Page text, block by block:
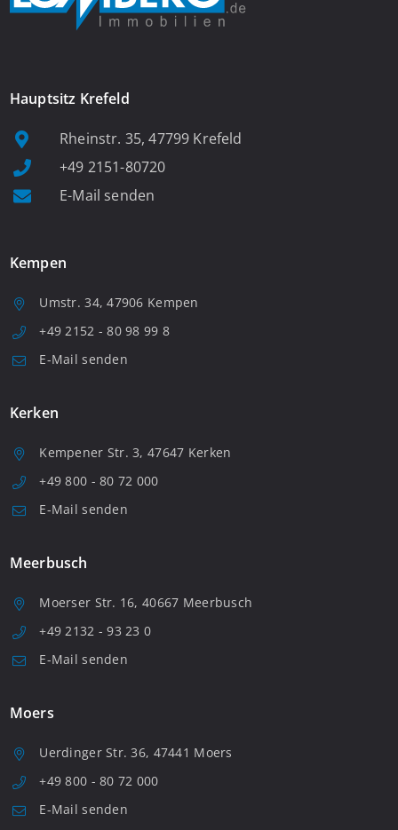
Hauptsitz Krefeld
Rheinstr. 35, 47799 Krefeld
+49 2151-80720
E-Mail senden
Kempen
Umstr. 34, 47906 Kempen
+49 2152 - 80 98 99 8
E-Mail senden
Kerken
Kempener Str. 3, 47647 Kerken
+49 800 - 80 72 000
E-Mail senden
Meerbusch
Moerser Str. 16, 40667 Meerbusch
+49 2132 - 93 23 0
E-Mail senden
Moers
Uerdinger Str. 36, 47441 Moers
+49 800 - 80 72 000
E-Mail senden